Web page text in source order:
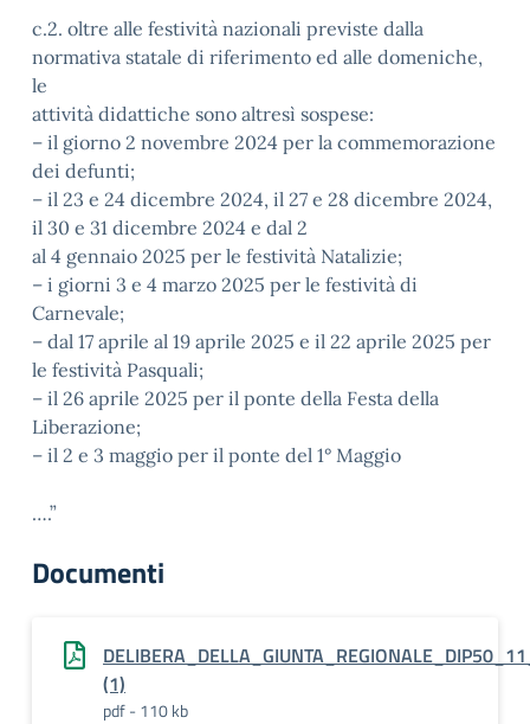
c.2. oltre alle festività nazionali previste dalla
normativa statale di riferimento ed alle domeniche,
le
attività didattiche sono altresì sospese:
– il giorno 2 novembre 2024 per la commemorazione
dei defunti;
– il 23 e 24 dicembre 2024, il 27 e 28 dicembre 2024,
il 30 e 31 dicembre 2024 e dal 2
al 4 gennaio 2025 per le festività Natalizie;
– i giorni 3 e 4 marzo 2025 per le festività di
Carnevale;
– dal 17 aprile al 19 aprile 2025 e il 22 aprile 2025 per
le festività Pasquali;
– il 26 aprile 2025 per il ponte della Festa della
Liberazione;
– il 2 e 3 maggio per il ponte del 1° Maggio
….”
Documenti
(1)
pdf - 110 kb